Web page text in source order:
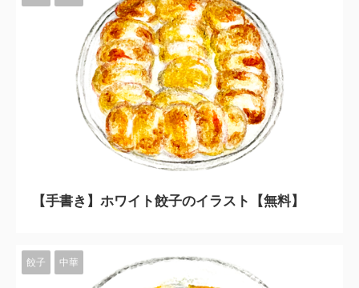
【手書き】ホワイト餃子のイラスト【無料】
餃子 中華